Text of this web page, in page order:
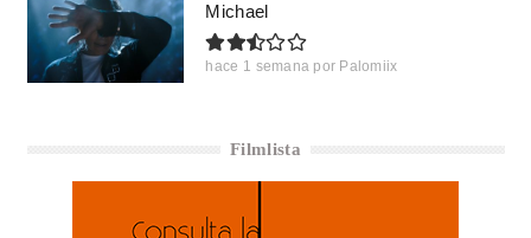
Michael
hace 1 semana por Palomiix
Filmlista